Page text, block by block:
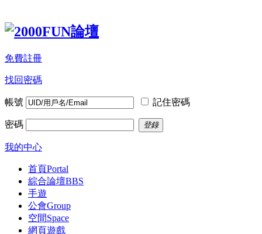
免費註冊
找回密碼
帳號 記住密碼
密碼 登錄
我的中心
首頁Portal
綜合論壇BBS
手遊
公會Group
空間Space
網頁遊戲